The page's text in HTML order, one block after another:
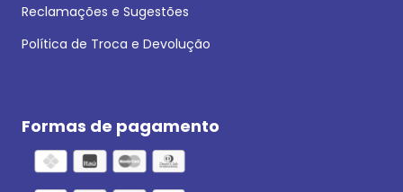
Reclamações e Sugestões
Política de Troca e Devolução
Formas de pagamento